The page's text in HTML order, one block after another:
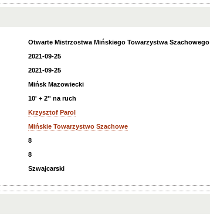
Otwarte Mistrzostwa Mińskiego Towarzystwa Szachowego
2021-09-25
2021-09-25
Mińsk Mazowiecki
10' + 2'' na ruch
Krzysztof Parol
Mińskie Towarzystwo Szachowe
8
8
Szwajcarski